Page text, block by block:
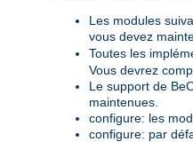
Les modules
vous devez
Toutes les
Vous devrez
Le support de
maintenues.
configure: les
configure: par